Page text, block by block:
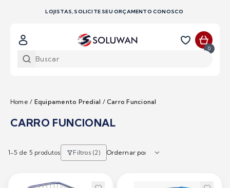
LOJISTAS, SOLICITE SEU ORÇAMENTO CONOSCO
0
Home / Equipamento Predial / Carro Funcional
CARRO FUNCIONAL
1-5 de 5 produtos Filtros (2)